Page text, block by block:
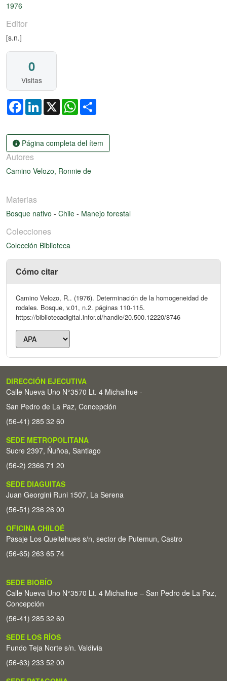
1976
Editor
[s.n.]
0
Visitas
FacebookLinkedIn
X WhatsApp
Página completa del ítem
Autores
Camino Velozo, Ronnie de
Materias
Bosque nativo - Chile - Manejo forestal
Colecciones
Colección Biblioteca
Cómo citar
Camino Velozo, R.. (1976). Determinación de la homogeneidad de
rodales. Bosque, v.01, n.2. páginas 110-115.
https://bibliotecadigital.infor.cl/handle/20.500.12220/8746
DIRECCIÓN EJECUTIVA
Calle Nueva Uno N°3570 Lt. 4 Michaihue -
San Pedro de La Paz, Concepción
(56-41) 285 32 60
SEDE METROPOLITANA
Sucre 2397, Ñuñoa, Santiago
(56-2) 2366 71 20
SEDE DIAGUITAS
Juan Georgini Runi 1507, La Serena
(56-51) 236 26 00
OFICINA CHILOÉ
Pasaje Los Queltehues s/n, sector de Putemun, Castro
(56-65) 263 65 74
SEDE BIOBÍO
Calle Nueva Uno N°3570 Lt. 4 Michaihue – San Pedro de La Paz,
Concepción
(56-41) 285 32 60
SEDE LOS RÍOS
Fundo Teja Norte s/n. Valdivia
(56-63) 233 52 00